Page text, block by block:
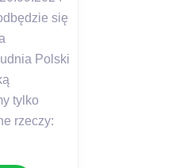
się
Polski
tylko
rzeczy: